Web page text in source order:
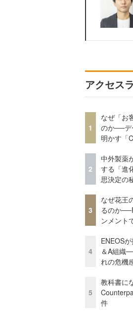
アクセス
1
なぜ「お
のか──デ
明かす「
2
中外製薬
する「進
思決定の
3
なぜ花王
るのか
ンメント
4
ENEOS
＆A組織
れの危機
5
教科書に
件